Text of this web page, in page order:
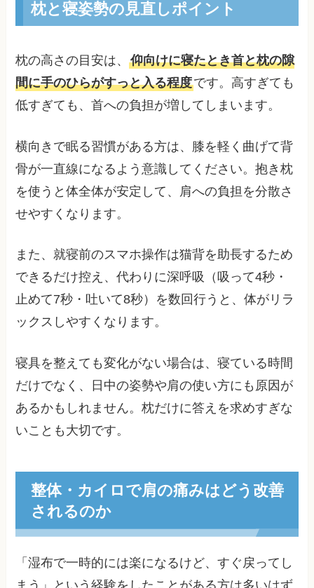
枕と寝姿勢の見直しポイント
枕の高さの目安は、仰向けに寝たとき首と枕の隙
間に手のひらがすっと入る程度です。高すぎても
低すぎても、首への負担が増してしまいます。
横向きで眠る習慣がある方は、膝を軽く曲げて背
骨が一直線になるよう意識してください。抱き枕
を使うと体全体が安定して、肩への負担を分散さ
せやすくなります。
また、就寝前のスマホ操作は猫背を助長するため
できるだけ控え、代わりに深呼吸（吸って4秒・
止めて7秒・吐いて8秒）を数回行うと、体がリラ
ックスしやすくなります。
寝具を整えても変化がない場合は、寝ている時間
だけでなく、日中の姿勢や肩の使い方にも原因が
あるかもしれません。枕だけに答えを求めすぎな
いことも大切です。
整体・カイロで肩の痛みはどう改善
されるのか
「湿布で一時的には楽になるけど、すぐ戻ってし